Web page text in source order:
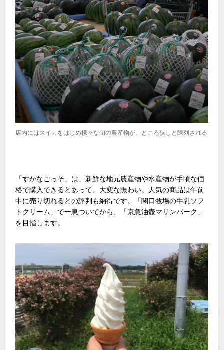
店内にはスイカをはじめ様々な旬の農産物が、ところ狭しと陳列される
「すかなごっそ」は、新鮮な地元農産物や水産物が手頃な価
格で購入できるとあって、大変な賑わい。人気の商品は午前
中に売り切れるとの評判も納得です。「関口牧場の牛乳ソフ
トクリーム」で一息ついてから、「京急油壺マリンパーク」
を目指します。